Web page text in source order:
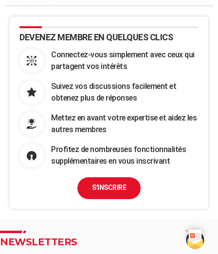
DEVENEZ MEMBRE EN QUELQUES CLICS
Connectez-vous simplement avec ceux qui
partagent vos intérêts
Suivez vos discussions facilement et
obtenez plus de réponses
Mettez en avant votre expertise et aidez les
autres membres
Profitez de nombreuses fonctionnalités
supplémentaires en vous inscrivant
S'INSCRIRE
NEWSLETTERS